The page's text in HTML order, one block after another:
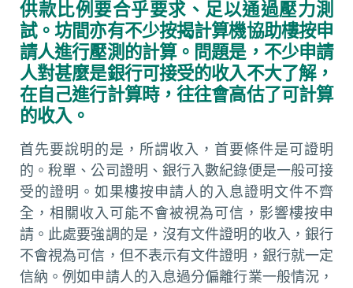
b
o
o
k
s
A
p
p
a
t
l
L
i
n
k
g
r
a
m
供款比例要合乎要求、足以通過壓力測
試。坊間亦有不少按揭計算機協助樓按申
請人進行壓測的計算。問題是，不少申請
人對甚麼是銀行可接受的收入不大了解，
在自己進行計算時，往往會高估了可計算
的收入。
首先要說明的是，所謂收入，首要條件是可證明
的。稅單、公司證明、銀行入數紀錄便是一般可接
受的證明。如果樓按申請人的入息證明文件不齊
全，相關收入可能不會被視為可信，影響樓按申
請。此處要強調的是，沒有文件證明的收入，銀行
不會視為可信，但不表示有文件證明，銀行就一定
信納。例如申請人的入息過分偏離行業一般情況，